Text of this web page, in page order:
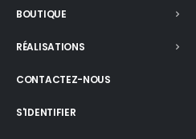
BOUTIQUE
RÉALISATIONS
CONTACTEZ-NOUS
S'IDENTIFIER